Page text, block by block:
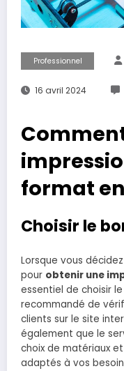
Professionnel
16 avril 2024
format
Choisir le
Lorsque vous
pour obtenir une
essentiel de choisir
recommandé de
clients sur le site
également que le
choix de matériaux
adaptés à vos